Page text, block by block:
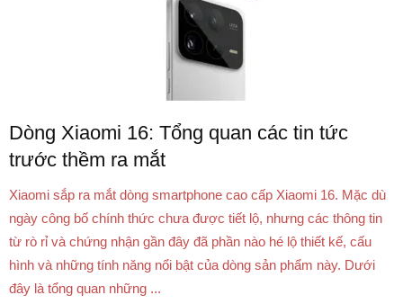
Dòng Xiaomi 16: Tổng quan các tin tức
trước thềm ra mắt
Xiaomi sắp ra mắt dòng smartphone cao cấp Xiaomi 16. Mặc dù
ngày công bố chính thức chưa được tiết lộ, nhưng các thông tin
từ rò rỉ và chứng nhận gần đây đã phần nào hé lộ thiết kế, cấu
hình và những tính năng nổi bật của dòng sản phẩm này. Dưới
đây là tổng quan những ...